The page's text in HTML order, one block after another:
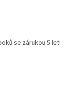
se zárukou 5 let!